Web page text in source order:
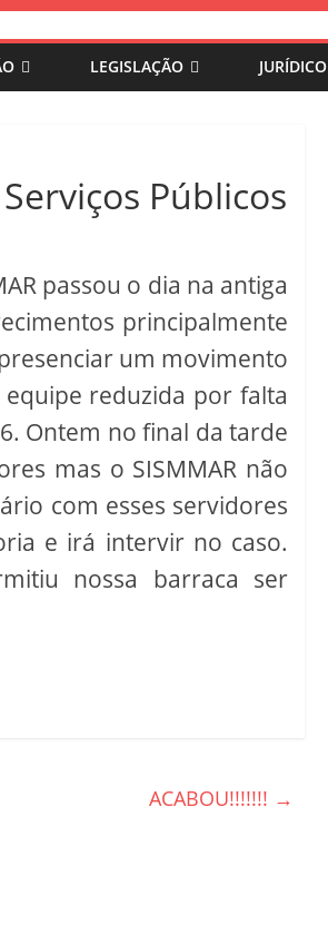
LEGISLAÇÃO JURÍDICO
Públicos
passou o dia na antiga
principalmente
um movimento
reduzida por falta
Ontem no final da tarde
mas o SISMMAR não
com esses servidores
e irá intervir no caso.
nossa barraca ser
ACABOU!!!!!!! →